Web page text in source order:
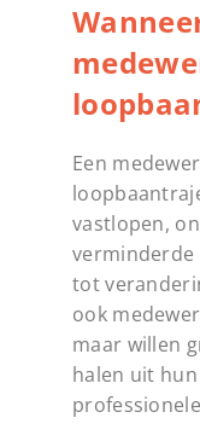
Een
vastlopen,
verminderde
tot
ook
maar willen
halen uit